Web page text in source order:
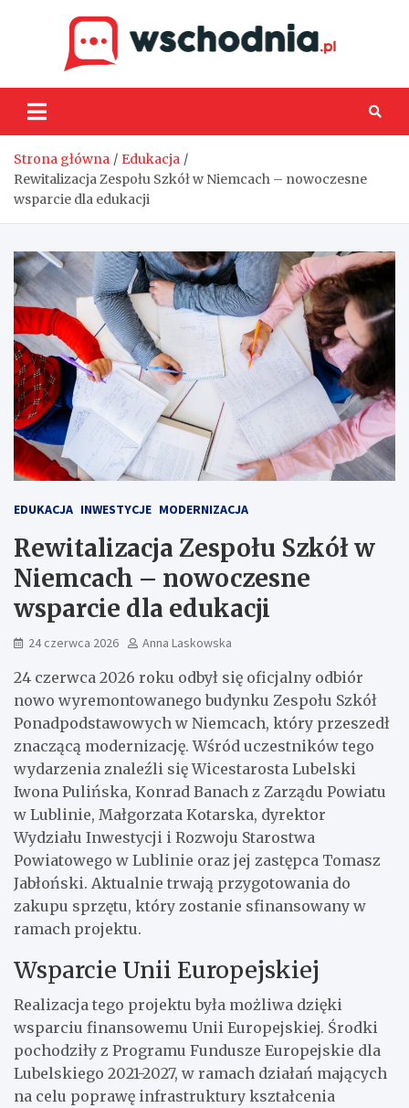
Strona główna
Edukacja
Rewitalizacja Zespołu Szkół w Niemcach – nowoczesne
wsparcie dla edukacji
EDUKACJA INWESTYCJE MODERNIZACJA
Rewitalizacja Zespołu Szkół w
Niemcach – nowoczesne
wsparcie dla edukacji
24 czerwca 2026 Anna Laskowska
24 czerwca 2026 roku odbył się oficjalny odbiór
nowo wyremontowanego budynku Zespołu Szkół
Ponadpodstawowych w Niemcach, który przeszedł
znaczącą modernizację. Wśród uczestników tego
wydarzenia znaleźli się Wicestarosta Lubelski
Iwona Pulińska, Konrad Banach z Zarządu Powiatu
w Lublinie, Małgorzata Kotarska, dyrektor
Wydziału Inwestycji i Rozwoju Starostwa
Powiatowego w Lublinie oraz jej zastępca Tomasz
Jabłoński. Aktualnie trwają przygotowania do
zakupu sprzętu, który zostanie sfinansowany w
ramach projektu.
Wsparcie Unii Europejskiej
Realizacja tego projektu była możliwa dzięki
wsparciu finansowemu Unii Europejskiej. Środki
pochodziły z Programu Fundusze Europejskie dla
Lubelskiego 2021-2027, w ramach działań mających
na celu poprawę infrastruktury kształcenia